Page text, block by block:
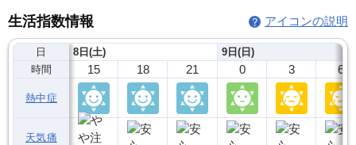
生活指数情報 アイコンの説明
日
時間
熱中症
天気痛
8日(土)
15 18 21
9日(日)
0 3 6